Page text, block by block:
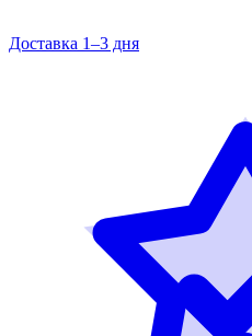
Доставка 1–3 дня